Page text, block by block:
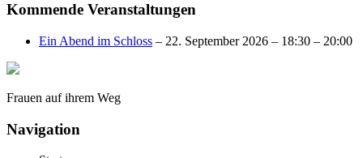
Kommende Veranstaltungen
Ein Abend im Schloss – 22. September 2026 – 18:30 – 20:00
Frauen auf ihrem Weg
Navigation